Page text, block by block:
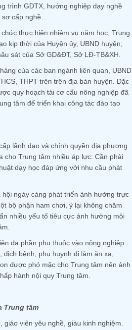
trình GDTX, hướng nghiệp dạy nghề
sơ cấp nghề…
thực hiện nhiệm vụ năm học, Trung
kịp thời của Huyện ủy, UBND huyện;
sát của Sở GD&ĐT, Sở LĐ-TB&XH.
của các ban ngành liên quan, UBND
THPT trên trên địa bàn huyện. Đặc
quy hoạch tái cơ cấu nông nghiệp đã
tâm để triển khai công tác đào tạo
lãnh đạo và chính quyền địa phương
cho Trung tâm nhiều áp lực: Cần phải
dạy học đáp ứng với nhu cầu phát
ngày càng phát triển ảnh hưởng trực
bộ phận ham chơi, ỷ lại không chăm
nhiều yếu tố tiêu cực ảnh hưởng môi
đa phần phụ thuộc vào nông nghiệp.
dịch bệnh, phụ huynh đi làm ăn xa,
được phó mặc cho Trung tâm nên ảnh
hành nội quy Trung tâm.
tâm
giáo viên yêu nghề, giàu kinh nghiệm.